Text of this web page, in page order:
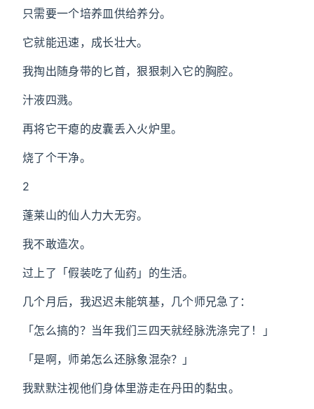
只需要一个培养皿供给养分。
它就能迅速，成长壮大。
我掏出随身带的匕首，狠狠刺入它的胸腔。
汁液四溅。
再将它干瘪的皮囊丢入火炉里。
烧了个干净。
2
蓬莱山的仙人力大无穷。
我不敢造次。
过上了「假装吃了仙药」的生活。
几个月后，我迟迟未能筑基，几个师兄急了：
「怎么搞的？当年我们三四天就经脉洗涤完了！」
「是啊，师弟怎么还脉象混杂？」
我默默注视他们身体里游走在丹田的黏虫。